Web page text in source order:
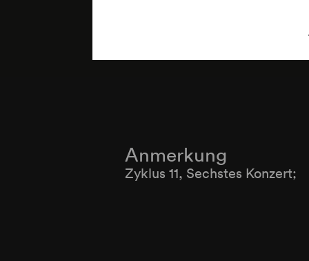
Anmerkung
Zyklus 11, Sechstes Konzert;